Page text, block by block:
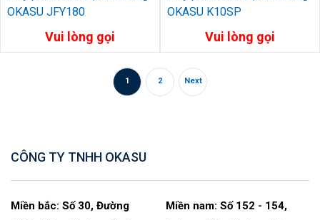
OKASU JFY180
Vui lòng gọi
OKASU K10SP
Vui lòng gọi
1 2 Next
CÔNG TY TNHH OKASU
Miền bắc: Số 30, Đường
Miền nam: Số 152 - 154,